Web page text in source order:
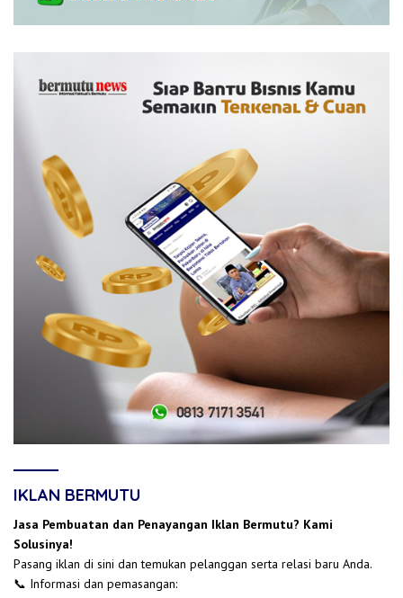
IKLAN BERMUTU
Jasa Pembuatan dan Penayangan Iklan Bermutu? Kami
Solusinya!
Pasang iklan di sini dan temukan pelanggan serta relasi baru Anda.
📞 Informasi dan pemasangan: